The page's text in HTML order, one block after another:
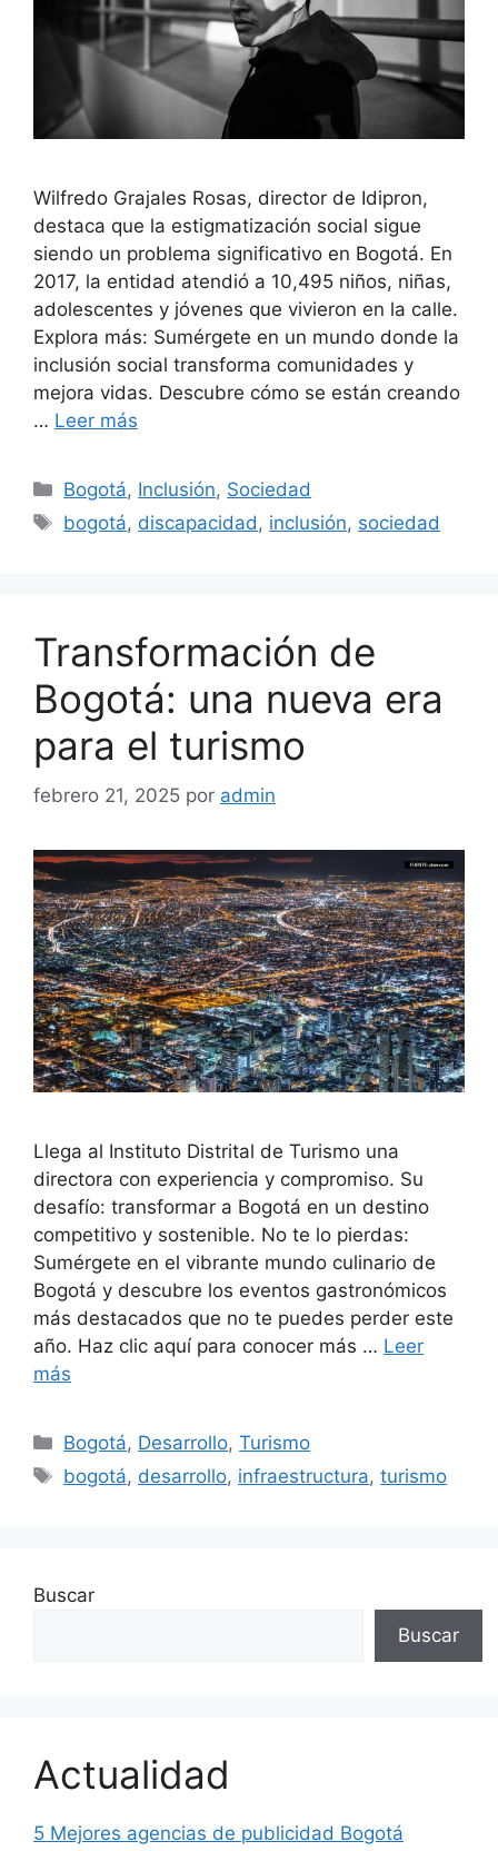
Wilfredo Grajales Rosas, director de Idipron,
destaca que la estigmatización social sigue
siendo un problema significativo en Bogotá. En
2017, la entidad atendió a 10,495 niños, niñas,
adolescentes y jóvenes que vivieron en la calle.
Explora más: Sumérgete en un mundo donde la
inclusión social transforma comunidades y
mejora vidas. Descubre cómo se están creando
… Leer más
Categorías
Bogotá, Inclusión, Sociedad
Etiquetas
bogotá, discapacidad, inclusión, sociedad
Transformación de
Bogotá: una nueva era
para el turismo
febrero 21, 2025 por admin
Llega al Instituto Distrital de Turismo una
directora con experiencia y compromiso. Su
desafío: transformar a Bogotá en un destino
competitivo y sostenible. No te lo pierdas:
Sumérgete en el vibrante mundo culinario de
Bogotá y descubre los eventos gastronómicos
más destacados que no te puedes perder este
año. Haz clic aquí para conocer más … Leer
más
Categorías
Bogotá, Desarrollo,Turismo
Etiquetas
bogotá, desarrollo, infraestructura,turismo
Buscar
Buscar
Actualidad
5 Mejores agencias de publicidad Bogotá